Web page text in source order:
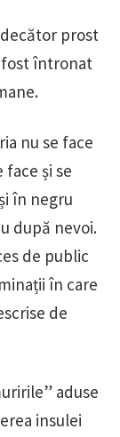
prost
fost întronat
nu se face
face și se
în negru
după nevoi.
de public
în care
de
aduse
insulei